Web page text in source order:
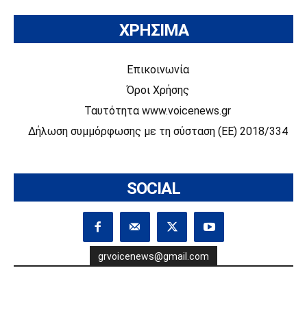
ΧΡΗΣΙΜΑ
Επικοινωνία
Όροι Χρήσης
Ταυτότητα www.voicenews.gr
Δήλωση συμμόρφωσης με τη σύσταση (ΕΕ) 2018/334
SOCIAL
grvoicenews@gmail.com